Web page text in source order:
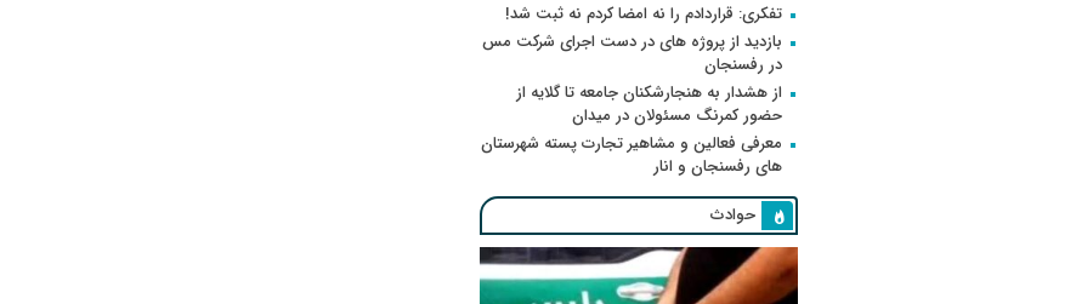
تفکری: قراردادم را نه امضا کردم نه ثبت شد!
بازدید از پروژه های در دست اجرای شرکت مس
در رفسنجان
از هشدار به هنجارشکنان جامعه تا گلایه از
حضور کمرنگ مسئولان در میدان
معرفی فعالین و مشاهیر تجارت پسته شهرستان
های رفسنجان و انار
حوادث